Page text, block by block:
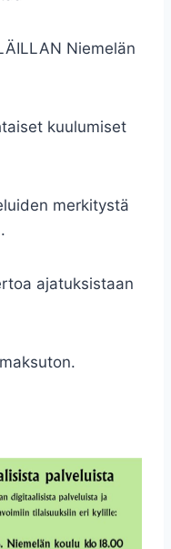
Niemelän
kuulumiset
merkitystä
ajatuksistaan